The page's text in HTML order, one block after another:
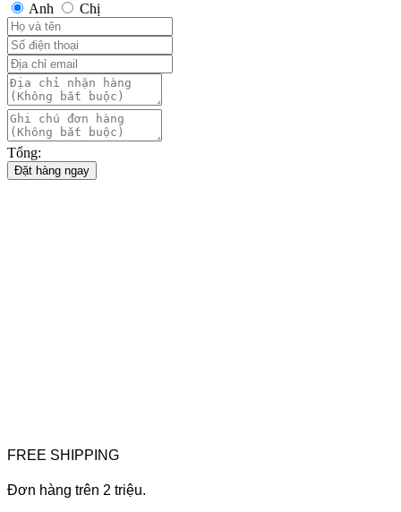
Anh
Chị
Tổng:
Đặt hàng ngay
FREE SHIPPING
Đơn hàng trên 2 triệu.